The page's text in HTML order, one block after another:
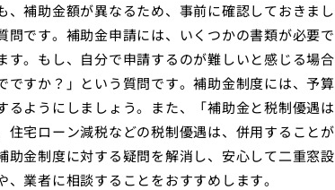
補助金額が異なるため、事前に確認しておきまし
です。補助金申請には、いくつかの書類が必要で
。もし、自分で申請するのが難しいと感じる場合
すか？」という質問です。補助金制度には、予算
ようにしましょう。また、「補助金と税制優遇は
宅ローン減税などの税制優遇は、併用することが
金制度に対する疑問を解消し、安心して二重窓設
業者に相談することをおすすめします。